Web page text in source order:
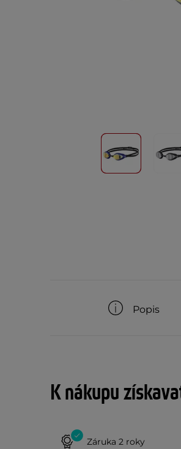
Popis
K nákupu
Záruka 2 roky